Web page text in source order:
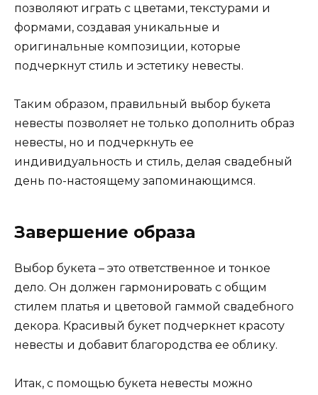
позволяют играть с цветами, текстурами и
формами, создавая уникальные и
оригинальные композиции, которые
подчеркнут стиль и эстетику невесты.
Таким образом, правильный выбор букета
невесты позволяет не только дополнить образ
невесты, но и подчеркнуть ее
индивидуальность и стиль, делая свадебный
день по-настоящему запоминающимся.
Завершение образа
Выбор букета – это ответственное и тонкое
дело. Он должен гармонировать с общим
стилем платья и цветовой гаммой свадебного
декора. Красивый букет подчеркнет красоту
невесты и добавит благородства ее облику.
Итак, с помощью букета невесты можно